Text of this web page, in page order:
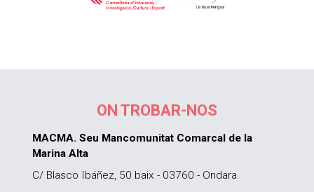
ON TROBAR-NOS
MACMA. Seu Mancomunitat Comarcal de la
Marina Alta
C/ Blasco Ibáñez, 50 baix - 03760 - Ondara